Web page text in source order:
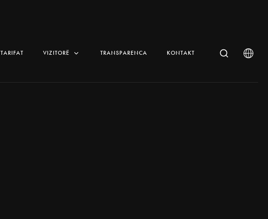
TARIFAT VIZITORË TRANSPARENCA KONTAKT